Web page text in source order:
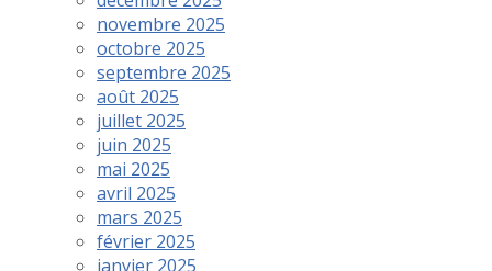
novembre 2025
octobre 2025
septembre 2025
août 2025
juillet 2025
juin 2025
mai 2025
avril 2025
mars 2025
février 2025
janvier 2025